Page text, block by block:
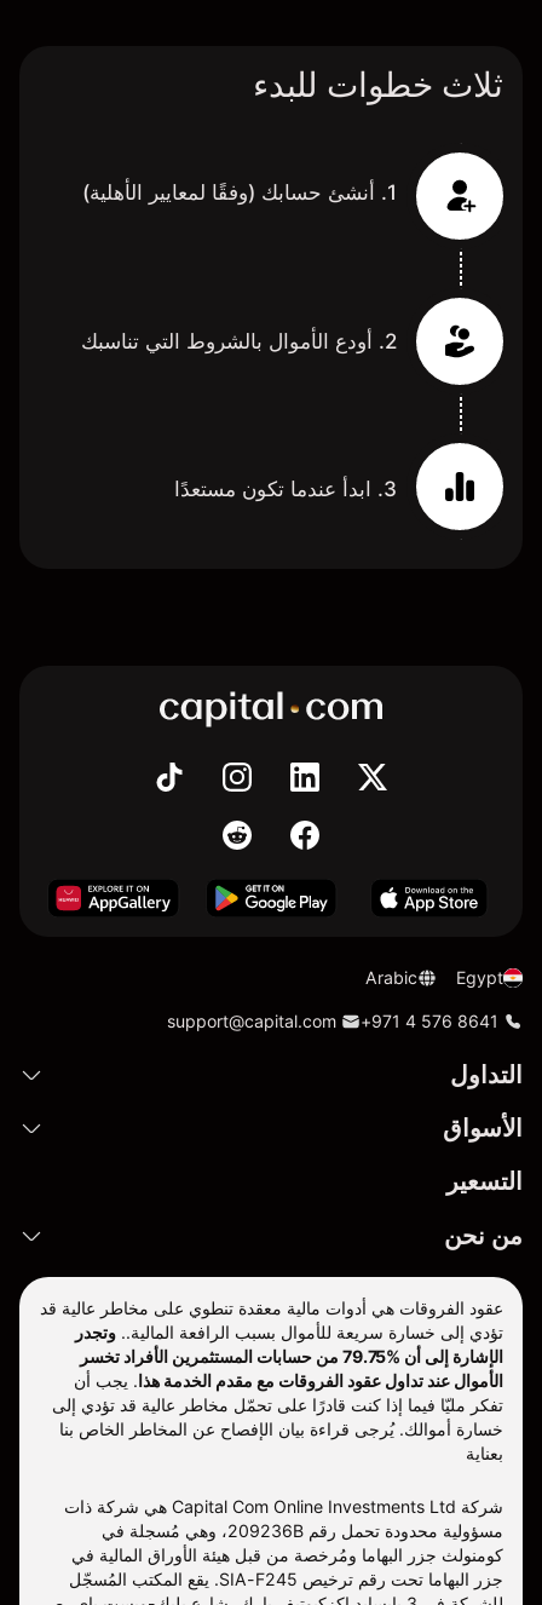
ثلاث خطوات للبدء
1. أنشئ حسابك (وفقًا لمعايير الأهلية)
2. أودع الأموال بالشروط التي تناسبك
3. ابدأ عندما تكون مستعدًا
Egypt
Arabic
+971 4 576 8641
support@capital.com
التداول
الأسواق
التسعير
من نحن
عقود الفروقات هي أدوات مالية معقدة تنطوي على مخاطر عالية قد
تؤدي إلى خسارة سريعة للأموال بسبب الرافعة المالية.. وتجدر
الإشارة إلى أن %79.75 من حسابات المستثمرين الأفراد تخسر
الأموال عند تداول عقود الفروقات مع مقدم الخدمة هذا. يجب أن
تفكر مليّا فيما إذا كنت قادرًا على تحمّل مخاطر عالية قد تؤدي إلى
خسارة أموالك. يُرجى قراءة بيان الإفصاح عن المخاطر الخاص بنا
بعناية
شركة Capital Com Online Investments Ltd هي شركة ذات
مسؤولية محدودة تحمل رقم 209236B، وهي مُسجلة في
كومنولث جزر البهاما ومُرخصة من قبل هيئة الأوراق المالية في
جزر البهاما تحت رقم ترخيص SIA-F245. يقع المكتب المُسجّل